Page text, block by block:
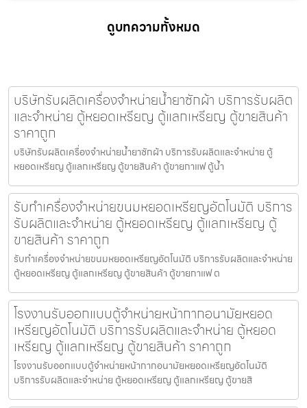
ดูบทความทั้งหมด
บริษัทรับผลิตเครื่องจำหน่ายน้ำยาซักผ้า บริการรับผลิต
และจำหน่าย ตู้หยอดเหรียญ ตู้แลกเหรียญ ตู้ขายสินค้า
ราคาถูก
บริษัทรับผลิตเครื่องจำหน่ายน้ำยาซักผ้า บริการรับผลิตและจำหน่าย ตู้
หยอดเหรียญ ตู้แลกเหรียญ ตู้ขายสินค้า ตู้ขายกาแฟ ตู้น้ำ
รับทำเครื่องจำหน่ายขนมหยอดเหรียญ​​อัตโนมัติ บริการ
รับผลิตและจำหน่าย ตู้หยอดเหรียญ ตู้แลกเหรียญ ตู้
ขายสินค้า ราคาถูก
รับทำเครื่องจำหน่ายขนมหยอดเหรียญ​​อัตโนมัติ บริการรับผลิตและจำหน่าย
ตู้หยอดเหรียญ ตู้แลกเหรียญ ตู้ขายสินค้า ตู้ขายกาแฟ ต
โรงงานรับออกแบบตู้จำหน่ายหน้ากากอนามัยหยอด
เหรียญ​​​อัตโนมัติ บริการรับผลิตและจำหน่าย ตู้หยอด
เหรียญ ตู้แลกเหรียญ ตู้ขายสินค้า ราคาถูก
โรงงานรับออกแบบตู้จำหน่ายหน้ากากอนามัยหยอดเหรียญ​​​อัตโนมัติ
บริการรับผลิตและจำหน่าย ตู้หยอดเหรียญ ตู้แลกเหรียญ ตู้ขายสิ